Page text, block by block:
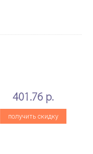
401.76 р.
получить скидку